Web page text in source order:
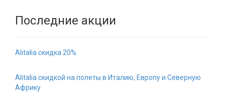
Последние акции
Alitalia скидка 20%
Alitalia скидкой на полеты в Италию, Европу и Северную
Африку